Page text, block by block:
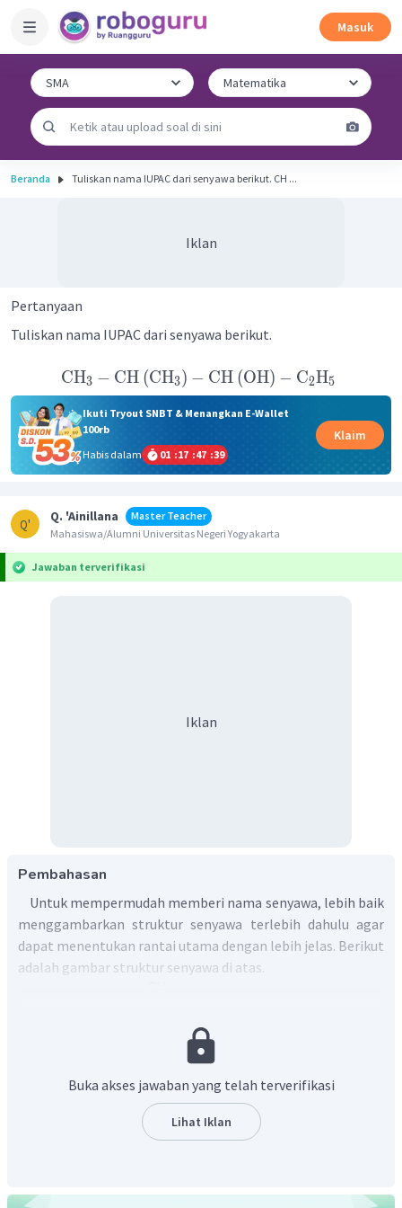
Masuk
Beranda Tuliskan nama IUPAC dari senyawa berikut. CH ...
Iklan
Pertanyaan
Tuliskan nama IUPAC dari senyawa berikut.
CH3 − CH (CH3 ) − CH (OH) − C2H5
Ikuti Tryout SNBT & Menangkan E-Wallet
100rb
Habis dalam
01 :17 :47 :39
Klaim
Q'
Q. 'Ainillana
Master Teacher
Mahasiswa/Alumni Universitas Negeri Yogyakarta
Jawaban terverifikasi
Iklan
Pembahasan
Untuk mempermudah memberi nama senyawa, lebih baik
menggambarkan struktur senyawa terlebih dahulu agar
dapat menentukan rantai utama dengan lebih jelas. Berikut
adalah gambar struktur senyawa di atas.
Langkah-langkah menentukan nama senyawa alkohol
dengan rantai bercabang:
Buka akses jawaban yang telah terverifikasi
Lihat Iklan